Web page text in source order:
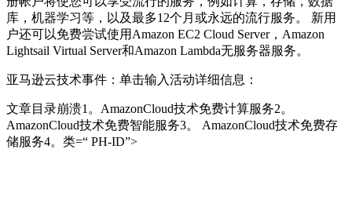
库，机器学习等，以及最多12个月或永远的流行服务。 新用
户还可以免费尝试使用Amazon EC2 Cloud Server，Amazon
Lightsail Virtual Server和Amazon Lambda无服务器服务。
亚马逊云技术事件：单击输入活动详细信息：
文章目录崩溃1。AmazonCloud技术免费计算服务2。
AmazonCloud技术免费智能服务3。 AmazonCloud技术免费存
储服务4。类=“ PH-ID”>